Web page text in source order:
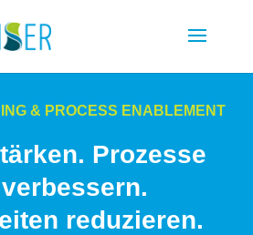
& PROCESS ENABLEMENT
Prozesse
reduzieren.